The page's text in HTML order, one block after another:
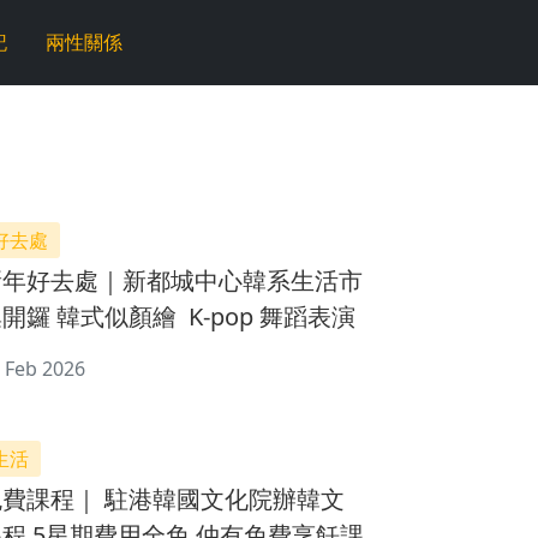
兩性關係
去處
好去處｜新都城中心韓系生活市
集開鑼 韓式似顏繪 K-pop 舞蹈表演
Feb 2026
活
課程｜ 駐港韓國文化院辦韓文